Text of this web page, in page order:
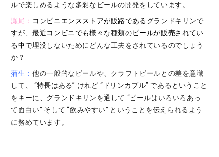
ルで楽しめるような多彩なビールの開発をしています。
瀬尾： コンビニエンスストアが販路であるグランドキリンで
すが、最近コンビニでも様々な種類のビールが販売されてい
る中で埋没しないためにどんな工夫をされているのでしょう
か？
蒲生：他の一般的なビールや、クラフトビールとの差を意識
して 、 “特長はある” けれど “ドリンカブル” であるということ
をキーに、グランドキリンを通して “ビールはいろいろあっ
て面白い” そして “飲みやすい” ということを伝えられるよう
に務めています。